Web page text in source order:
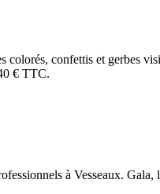
colorés, confettis et gerbes
€ TTC.
à Vesseaux.